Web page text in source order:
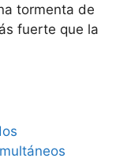
tormenta de
fuerte que la